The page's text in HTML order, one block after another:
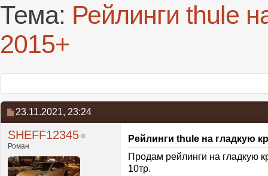
Тема: Рейлинги thule
2015+
23.11.2021, 23:24
SHEFF12345
Роман
Рейлинги thule на гладкую
Продам рейлинги на гладкую
10тр.